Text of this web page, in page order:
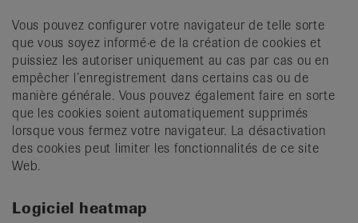
Vous pouvez configurer votre navigateur de telle sorte
que vous soyez informé·e de la création de cookies et
puissiez les autoriser uniquement au cas par cas ou en
empêcher l’enregistrement dans certains cas ou de
manière générale. Vous pouvez également faire en sorte
que les cookies soient automatiquement supprimés
lorsque vous fermez votre navigateur. La désactivation
des cookies peut limiter les fonctionnalités de ce site
Web.
Logiciel heatmap